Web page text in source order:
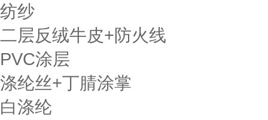
纺纱
二层反绒牛皮+防火线
PVC涂层
涤纶丝+丁腈涂掌
白涤纶